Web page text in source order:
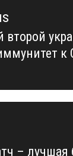
к
– лучшая